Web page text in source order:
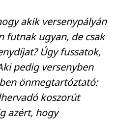
akik versenypályán
futnak ugyan, de csak
Úgy fussatok,
pedig versenyben
önmegtartóztató:
koszorút
azért, hogy